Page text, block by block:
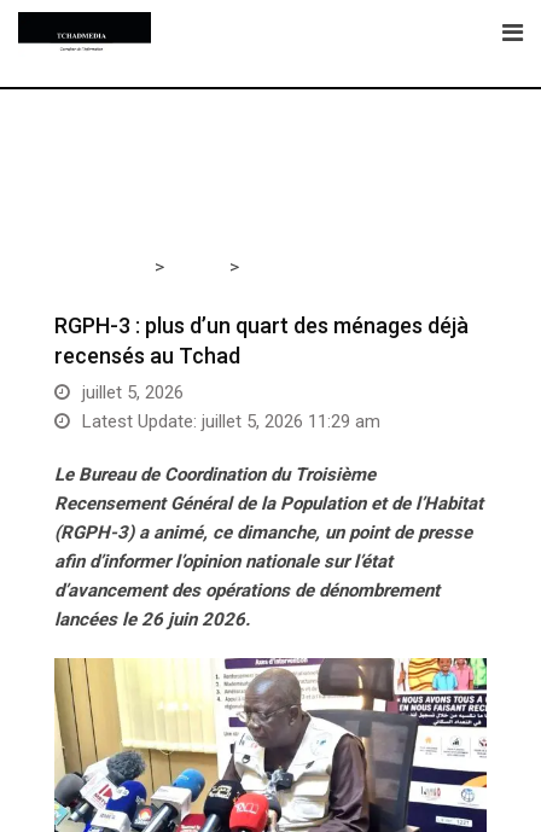
Skip
> >
RGPH-3 : plus d’un quart des ménages déjà
recensés au Tchad
juillet 5, 2026
Latest Update: juillet 5, 2026 11:29 am
Le Bureau de Coordination du Troisième
Recensement Général de la Population et de l’Habitat
(RGPH-3) a animé, ce dimanche, un point de presse
afin d’informer l’opinion nationale sur l’état
d’avancement des opérations de dénombrement
lancées le 26 juin 2026.